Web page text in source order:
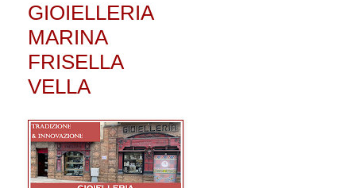
GIOIELLERIA
MARINA
FRISELLA
VELLA